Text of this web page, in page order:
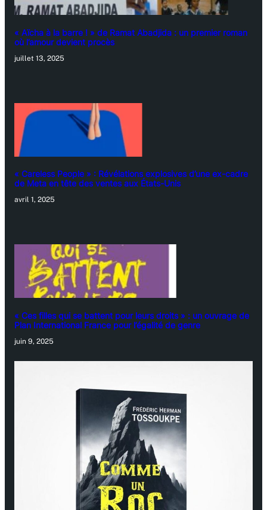
« Aïcha à la barre ! » de Ramat Abadjida : un premier roman
où l’amour devient procès
juillet 13, 2025
« Careless People » : Révélations explosives d’une ex-cadre
de Meta en tête des ventes aux États-Unis
avril 1, 2025
« Ces filles qui se battent pour leurs droits » : un ouvrage de
Plan International France pour l’égalité de genre
juin 9, 2025